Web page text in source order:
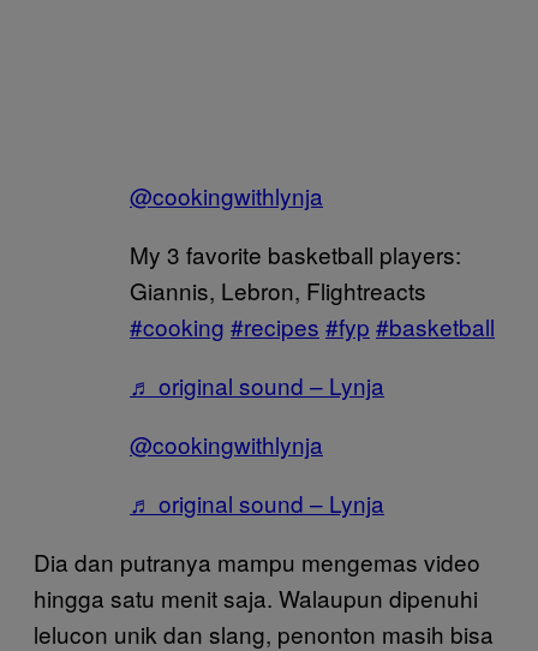
@cookingwithlynja
My 3 favorite basketball players:
Giannis, Lebron, Flightreacts
#cooking #recipes #fyp #basketball
♬ original sound – Lynja
@cookingwithlynja
♬ original sound – Lynja
Dia dan putranya mampu mengemas video
hingga satu menit saja. Walaupun dipenuhi
lelucon unik dan slang, penonton masih bisa